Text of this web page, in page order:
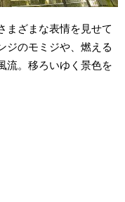
まざまな表情を見せて
ジのモミジや、燃える
流。移ろいゆく景色を